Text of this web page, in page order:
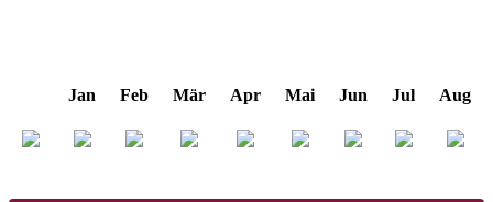
Jan Feb Mär Apr Mai Jun Jul Aug